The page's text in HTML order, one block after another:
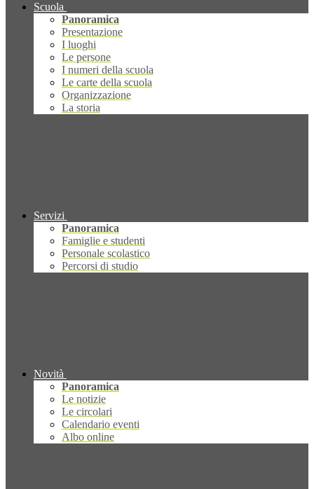
Scuola
Panoramica
Presentazione
I luoghi
Le persone
I numeri della scuola
Le carte della scuola
Organizzazione
La storia
Servizi
Panoramica
Famiglie e studenti
Personale scolastico
Percorsi di studio
Novità
Panoramica
Le notizie
Le circolari
Calendario eventi
Albo online